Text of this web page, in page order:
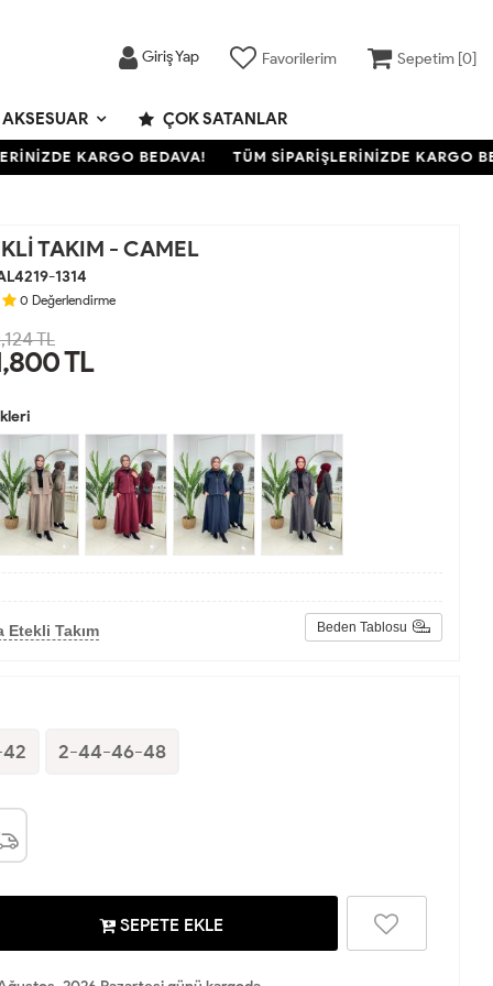
Giriş Yap Favorilerim Sepetim [0]
AKSESUAR ÇOK SATANLAR
KARGO BEDAVA! TÜM SİPARİŞLERİNİZDE KARGO
TAKIM - CAMEL
1314
0 Değerlendirme
TL
TL
Etekli Takım Beden Tablosu
2-44-46-48
SEPETE EKLE